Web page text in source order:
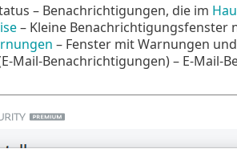
– Benachrichtigungen, die im
– Kleine Benachrichtigungsfenster
– Fenster mit Warnungen
Mail-Benachrichtigungen) – E-Mail-